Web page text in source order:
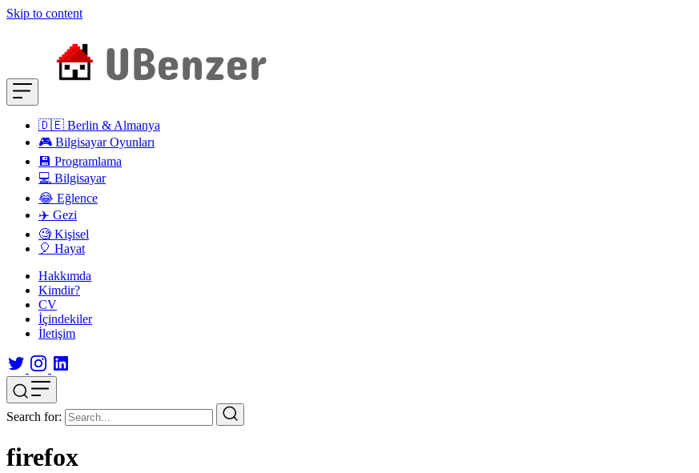
Skip to content
🇩🇪 Berlin & Almanya
🎮 Bilgisayar Oyunları
💾 Programlama
💻 Bilgisayar
😂 Eğlence
✈️ Gezi
🧐 Kişisel
🎈 Hayat
Hakkımda
Kimdir?
CV
İçindekiler
İletişim
Search for:
firefox